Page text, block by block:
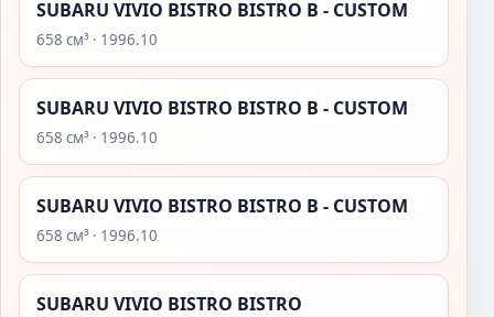
SUBARU VIVIO BISTRO BISTRO B - CUSTOM
658 см³ · 1996.10
SUBARU VIVIO BISTRO BISTRO B - CUSTOM
658 см³ · 1996.10
SUBARU VIVIO BISTRO BISTRO B - CUSTOM
658 см³ · 1996.10
SUBARU VIVIO BISTRO BISTRO